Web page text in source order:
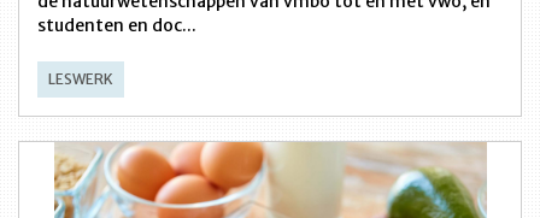
studenten en doc...
LESWERK